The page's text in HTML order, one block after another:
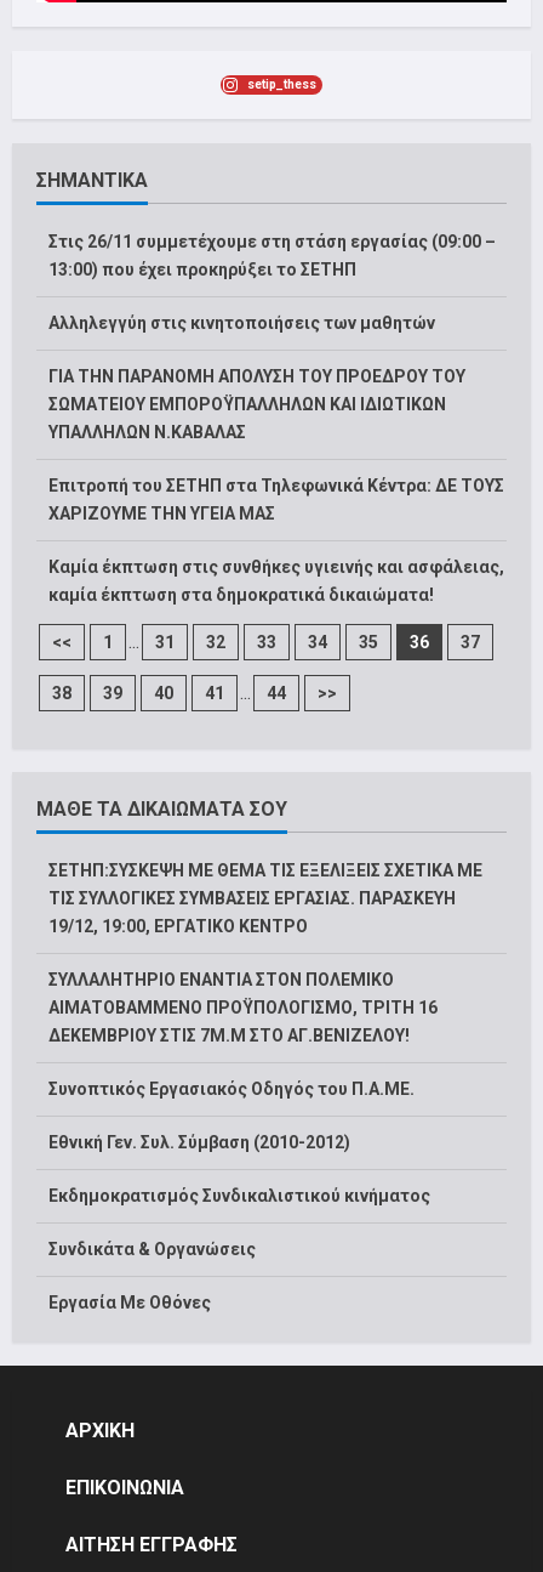
setip_thess
ΣΗΜΑΝΤΙΚΑ
Στις 26/11 συμμετέχουμε στη στάση εργασίας (09:00 –
13:00) που έχει προκηρύξει το ΣΕΤΗΠ
Αλληλεγγύη στις κινητοποιήσεις των μαθητών
ΓΙΑ ΤΗΝ ΠΑΡΑΝΟΜΗ ΑΠΟΛΥΣΗ ΤΟΥ ΠΡΟΕΔΡΟΥ ΤΟΥ
ΣΩΜΑΤΕΙΟΥ ΕΜΠΟΡΟΫΠΑΛΛΗΛΩΝ ΚΑΙ ΙΔΙΩΤΙΚΩΝ
ΥΠΑΛΛΗΛΩΝ Ν.ΚΑΒΑΛΑΣ
Επιτροπή του ΣΕΤΗΠ στα Τηλεφωνικά Κέντρα: ΔΕ ΤΟΥΣ
ΧΑΡΙΖΟΥΜΕ ΤΗΝ ΥΓΕΙΑ ΜΑΣ
Καμία έκπτωση στις συνθήκες υγιεινής και ασφάλειας,
καμία έκπτωση στα δημοκρατικά δικαιώματα!
<< 1 ... 31 32 33 34 35 36 37
38 39 40 41 ... 44 >>
ΜΑΘΕ ΤΑ ΔΙΚΑΙΩΜΑΤΑ ΣΟΥ
ΣΕΤΗΠ:ΣΥΣΚΕΨΗ ΜΕ ΘΕΜΑ ΤΙΣ ΕΞΕΛΙΞΕΙΣ ΣΧΕΤΙΚΑ ΜΕ
ΤΙΣ ΣΥΛΛΟΓΙΚΕΣ ΣΥΜΒΑΣΕΙΣ ΕΡΓΑΣΙΑΣ. ΠΑΡΑΣΚΕΥΗ
19/12, 19:00, ΕΡΓΑΤΙΚΟ ΚΕΝΤΡΟ
ΣΥΛΛΑΛΗΤΗΡΙΟ ΕΝΑΝΤΙΑ ΣΤΟΝ ΠΟΛΕΜΙΚΟ
ΑΙΜΑΤΟΒΑΜΜΕΝΟ ΠΡΟΫΠΟΛΟΓΙΣΜΟ, ΤΡΙΤΗ 16
ΔΕΚΕΜΒΡΙΟΥ ΣΤΙΣ 7Μ.Μ ΣΤΟ ΑΓ.ΒΕΝΙΖΕΛΟΥ!
Συνοπτικός Εργασιακός Οδηγός του Π.Α.ΜΕ.
Εθνική Γεν. Συλ. Σύμβαση (2010-2012)
Εκδημοκρατισμός Συνδικαλιστικού κινήματος
Συνδικάτα & Οργανώσεις
Εργασία Με Οθόνες
ΑΡΧΙΚΗ
ΕΠΙΚΟΙΝΩΝΙΑ
ΑΙΤΗΣΗ ΕΓΓΡΑΦΗΣ